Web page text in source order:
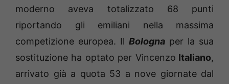
moderno aveva totalizzato 68 punti
riportando gli emiliani nella massima
competizione europea. Il Bologna per la sua
sostituzione ha optato per Vincenzo Italiano,
arrivato già a quota 53 a nove giornate dal